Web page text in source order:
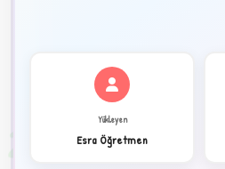
Yükleyen
Esra Öğretmen